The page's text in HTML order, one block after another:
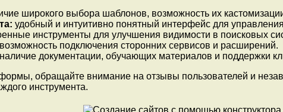
широкого выбора шаблонов, возможность их
удобный и интуитивно понятный интерфейс для
инструменты для улучшения видимости в поисковых
возможность подключения сторонних сервисов и расширений.
наличие документации, обучающих материалов и поддержки
обращайте внимание на отзывы пользователей и
инструмента.